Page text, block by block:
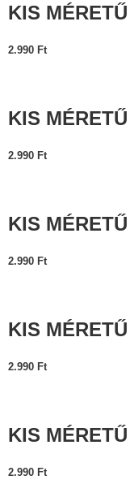
KIS
2.990 Ft
KIS
2.990 Ft
KIS
2.990 Ft
KIS
2.990 Ft
KIS
2.990 Ft